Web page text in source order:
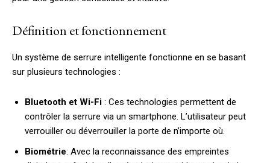
Définition et fonctionnement
Un système de serrure intelligente fonctionne en se basant
sur plusieurs technologies :
Bluetooth et Wi-Fi : Ces technologies permettent de
contrôler la serrure via un smartphone. L’utilisateur peut
verrouiller ou déverrouiller la porte de n’importe où.
Biométrie: Avec la reconnaissance des empreintes